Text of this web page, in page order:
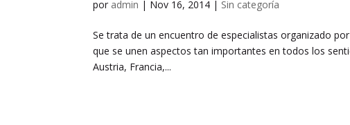
por admin | Nov 16, 2014 | Sin categoría
Se trata de un encuentro de especialistas organizado
que se unen aspectos tan importantes en todos los
Austria, Francia,...